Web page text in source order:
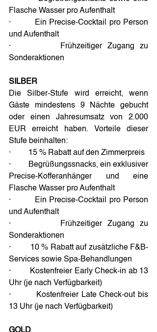
Flasche Wasser pro Aufenthalt
·         Ein Precise-Cocktail pro Person
und Aufenthalt
·         Frühzeitiger Zugang zu
Sonderaktionen
SILBER
Die Silber-Stufe wird erreicht, wenn
Gäste mindestens 9 Nächte gebucht
oder einen Jahresumsatz von 2.000
EUR erreicht haben. Vorteile dieser
Stufe beinhalten:
·         15 % Rabatt auf den Zimmerpreis
·         Begrüßungssnacks, ein exklusiver
Precise-Kofferanhänger und eine
Flasche Wasser pro Aufenthalt
·         Ein Precise-Cocktail pro Person
und Aufenthalt
·         Frühzeitiger Zugang zu
Sonderaktionen
·         10 % Rabatt auf zusätzliche F&B-
Services sowie Spa-Behandlungen
·         Kostenfreier Early Check-in ab 13
Uhr (je nach Verfügbarkeit)
·         Kostenfreier Late Check-out bis
13 Uhr (je nach Verfügbarkeit)